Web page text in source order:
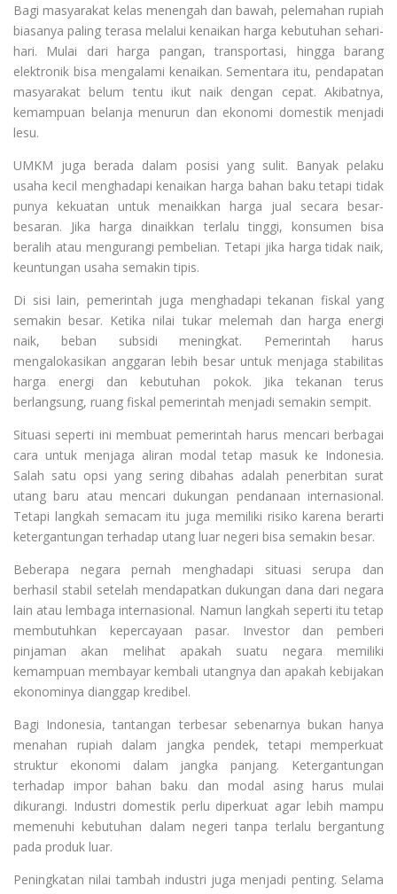
Bagi masyarakat kelas menengah dan bawah, pelemahan rupiah
biasanya paling terasa melalui kenaikan harga kebutuhan sehari-
hari. Mulai dari harga pangan, transportasi, hingga barang
elektronik bisa mengalami kenaikan. Sementara itu, pendapatan
masyarakat belum tentu ikut naik dengan cepat. Akibatnya,
kemampuan belanja menurun dan ekonomi domestik menjadi
lesu.
UMKM juga berada dalam posisi yang sulit. Banyak pelaku
usaha kecil menghadapi kenaikan harga bahan baku tetapi tidak
punya kekuatan untuk menaikkan harga jual secara besar-
besaran. Jika harga dinaikkan terlalu tinggi, konsumen bisa
beralih atau mengurangi pembelian. Tetapi jika harga tidak naik,
keuntungan usaha semakin tipis.
Di sisi lain, pemerintah juga menghadapi tekanan fiskal yang
semakin besar. Ketika nilai tukar melemah dan harga energi
naik, beban subsidi meningkat. Pemerintah harus
mengalokasikan anggaran lebih besar untuk menjaga stabilitas
harga energi dan kebutuhan pokok. Jika tekanan terus
berlangsung, ruang fiskal pemerintah menjadi semakin sempit.
Situasi seperti ini membuat pemerintah harus mencari berbagai
cara untuk menjaga aliran modal tetap masuk ke Indonesia.
Salah satu opsi yang sering dibahas adalah penerbitan surat
utang baru atau mencari dukungan pendanaan internasional.
Tetapi langkah semacam itu juga memiliki risiko karena berarti
ketergantungan terhadap utang luar negeri bisa semakin besar.
Beberapa negara pernah menghadapi situasi serupa dan
berhasil stabil setelah mendapatkan dukungan dana dari negara
lain atau lembaga internasional. Namun langkah seperti itu tetap
membutuhkan kepercayaan pasar. Investor dan pemberi
pinjaman akan melihat apakah suatu negara memiliki
kemampuan membayar kembali utangnya dan apakah kebijakan
ekonominya dianggap kredibel.
Bagi Indonesia, tantangan terbesar sebenarnya bukan hanya
menahan rupiah dalam jangka pendek, tetapi memperkuat
struktur ekonomi dalam jangka panjang. Ketergantungan
terhadap impor bahan baku dan modal asing harus mulai
dikurangi. Industri domestik perlu diperkuat agar lebih mampu
memenuhi kebutuhan dalam negeri tanpa terlalu bergantung
pada produk luar.
Peningkatan nilai tambah industri juga menjadi penting. Selama